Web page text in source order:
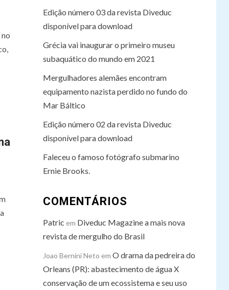
Edição número 03 da revista Diveduc
disponível para download
Grécia vai inaugurar o primeiro museu
subaquático do mundo em 2021
Mergulhadores alemães encontram
equipamento nazista perdido no fundo do
Mar Báltico
Edição número 02 da revista Diveduc
disponível para download
Faleceu o famoso fotógrafo submarino
Ernie Brooks.
COMENTÁRIOS
Patric em Diveduc Magazine a mais nova
revista de mergulho do Brasil
Joao Bernini Neto em O drama da pedreira do
Orleans (PR): abastecimento de água X
conservação de um ecossistema e seu uso